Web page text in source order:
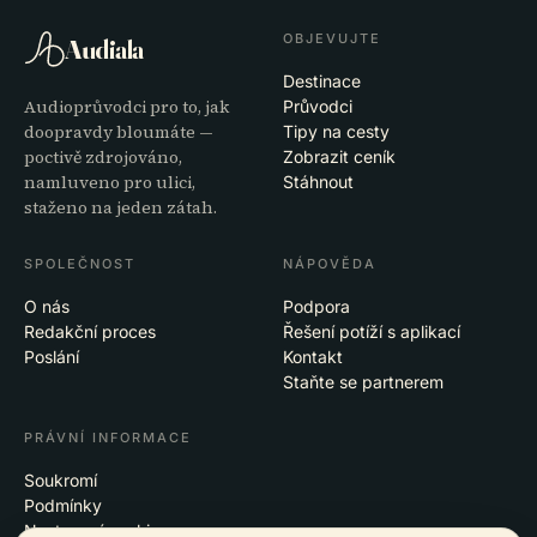
Audiala
Audioprůvodci pro to, jak
doopravdy bloumáte —
poctivě zdrojováno,
namluveno pro ulici,
staženo na jeden zátah.
OBJEVUJTE
Destinace
Průvodci
Tipy na cesty
Zobrazit ceník
Stáhnout
SPOLEČNOST
O nás
Redakční proces
Poslání
NÁPOVĚDA
Podpora
Řešení potíží s aplikací
Kontakt
Staňte se partnerem
PRÁVNÍ INFORMACE
Soukromí
Podmínky
Nastavení cookies